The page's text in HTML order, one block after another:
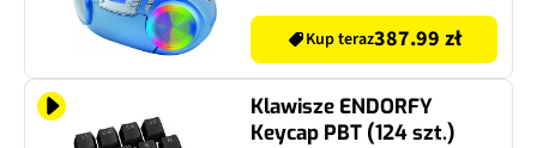
Kup teraz387.99 zł
Klawisze ENDORFY
Keycap PBT (124 szt.)